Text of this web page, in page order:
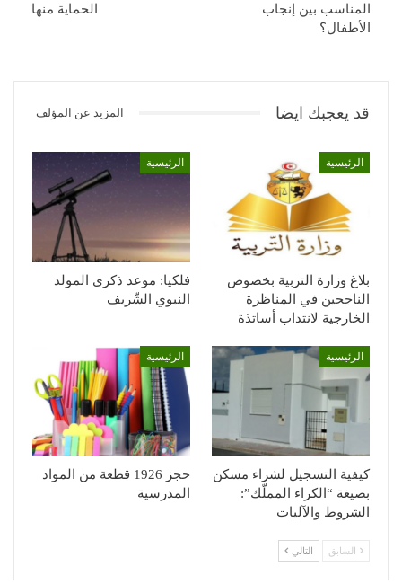
المناسب بين إنجاب
الأطفال؟
الحماية منها
قد يعجبك ايضا المزيد عن المؤلف
الرئيسية
بلاغ وزارة التربية بخصوص
الناجحين في المناظرة
الخارجية لانتداب أساتذة
الرئيسية
فلكيا: موعد ذكرى المولد
النبوي الشّريف
الرئيسية
كيفية التسجيل لشراء مسكن
بصيغة “الكراء المملّك”:
الشروط والآليات
الرئيسية
حجز 1926 قطعة من المواد
المدرسية
السابق التالي